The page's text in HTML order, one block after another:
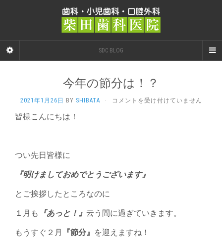
SDC BLOG
今年の節分は！？
2021年1月26日 BY SHIBATA ·
今
コメントを受け付けていません
皆様こんにちは！
つい先日皆様に
『明けましておめでとうございます』
とご挨拶したところなのに
１月も 『あっと！』 云う間に過ぎていきます。
もうすぐ２月 『節分』 を迎えますね！